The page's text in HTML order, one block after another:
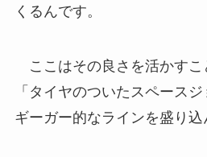
くるんです。
ここはその良さを活かすこ
「タイヤのついたスペース
ギーガー的なラインを盛り込